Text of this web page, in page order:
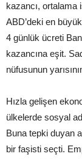
kazancı, ortalama
ABD’deki en
4 günlük ücreti
kazancına eşit.
nüfusunun
Hızla gelişen
ülkelerde sosyal
Buna tepki duyan
bir faşisti seçti.